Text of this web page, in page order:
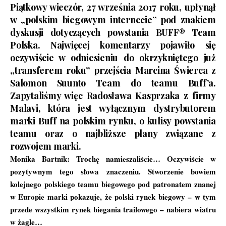
Piątkowy wieczór, 27 września 2017 roku, upłynął
w „polskim biegowym internecie” pod znakiem
dyskusji dotyczących powstania BUFF® Team
Polska. Najwięcej komentarzy pojawiło się
oczywiście w odniesieniu do okrzykniętego już
„transferem roku” przejścia Marcina Świerca z
Salomon Suunto Team do teamu Buff’a.
Zapytaliśmy więc Radosława Kasprzaka z firmy
Malavi, która jest wyłącznym dystrybutorem
marki Buff na polskim rynku, o kulisy powstania
teamu oraz o najbliższe plany związane z
rozwojem marki.
Monika Bartnik:
Trochę namieszaliście… Oczywiście w
pozytywnym tego słowa znaczeniu. Stworzenie bowiem
kolejnego polskiego teamu biegowego pod patronatem znanej
w Europie marki pokazuje, że polski rynek biegowy – w tym
przede wszystkim rynek biegania trailowego – nabiera wiatru
w żagle…